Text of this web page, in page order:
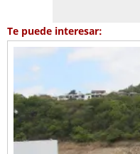
Te puede interesar: